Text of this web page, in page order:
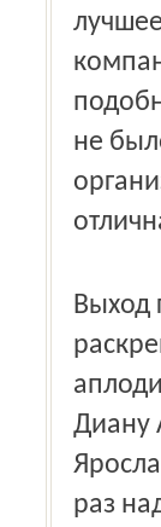
не
Выход
Диану
раз